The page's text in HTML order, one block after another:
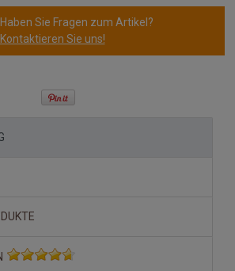
Haben Sie Fragen zum Artikel?
Kontaktieren Sie uns!